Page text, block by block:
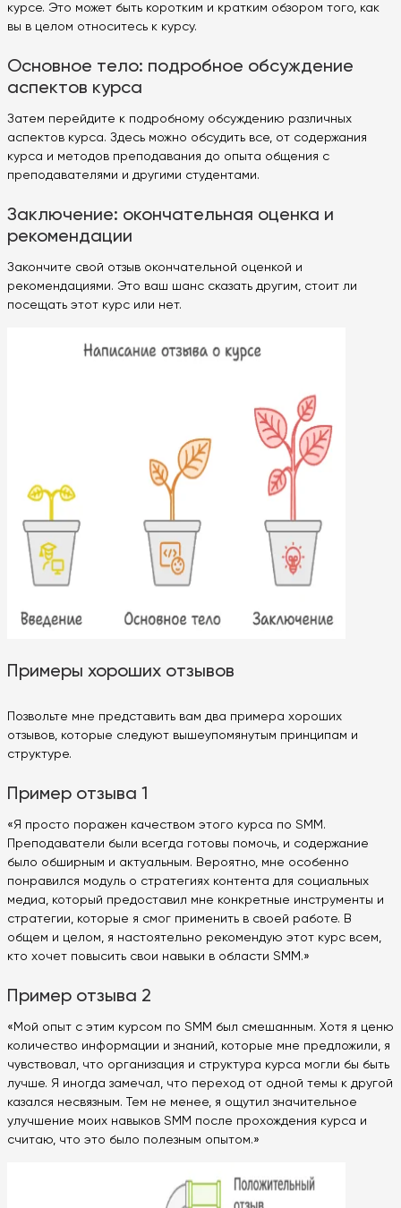
курсе. Это может быть коротким и кратким обзором того, как
вы в целом относитесь к курсу.
Основное тело: подробное обсуждение
аспектов курса
Затем перейдите к подробному обсуждению различных
аспектов курса. Здесь можно обсудить все, от содержания
курса и методов преподавания до опыта общения с
преподавателями и другими студентами.
Заключение: окончательная оценка и
рекомендации
Закончите свой отзыв окончательной оценкой и
рекомендациями. Это ваш шанс сказать другим, стоит ли
посещать этот курс или нет.
Примеры хороших отзывов
Позвольте мне представить вам два примера хороших
отзывов, которые следуют вышеупомянутым принципам и
структуре.
Пример отзыва 1
«Я просто поражен качеством этого курса по SMM.
Преподаватели были всегда готовы помочь, и содержание
было обширным и актуальным. Вероятно, мне особенно
понравился модуль о стратегиях контента для социальных
медиа, который предоставил мне конкретные инструменты и
стратегии, которые я смог применить в своей работе. В
общем и целом, я настоятельно рекомендую этот курс всем,
кто хочет повысить свои навыки в области SMM.»
Пример отзыва 2
«Мой опыт с этим курсом по SMM был смешанным. Хотя я ценю
количество информации и знаний, которые мне предложили, я
чувствовал, что организация и структура курса могли бы быть
лучше. Я иногда замечал, что переход от одной темы к другой
казался несвязным. Тем не менее, я ощутил значительное
улучшение моих навыков SMM после прохождения курса и
считаю, что это было полезным опытом.»